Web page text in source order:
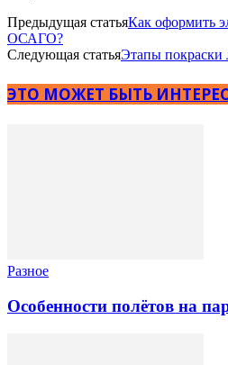
Предыдущая статьяКак оформить
ОСАГО?
Следующая статьяЭтапы покраски
ЭТО МОЖЕТ БЫТЬ
Разное
Особенности полётов на